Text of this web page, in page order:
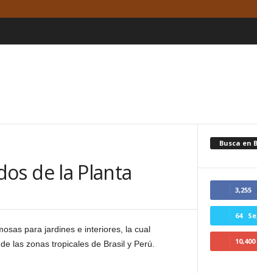
de la Planta
para jardines e interiores, la cual
las zonas tropicales de Brasil y Perú.
Busca en
3,255
64
10,400